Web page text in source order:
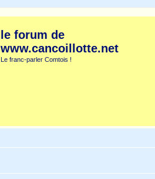
le forum de
www.cancoillotte.net
Le franc-parler Comtois !